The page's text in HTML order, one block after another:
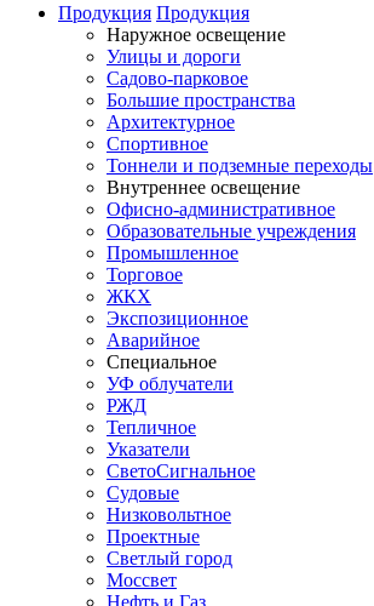
Продукция Продукция
Наружное освещение
Улицы и дороги
Садово-парковое
Большие пространства
Архитектурное
Спортивное
Тоннели и подземные переходы
Внутреннее освещение
Офисно-административное
Образовательные учреждения
Промышленное
Торговое
ЖКХ
Экспозиционное
Аварийное
Специальное
УФ облучатели
РЖД
Тепличное
Указатели
СветоСигнальное
Судовые
Низковольтное
Проектные
Светлый город
Моссвет
Нефть и Газ